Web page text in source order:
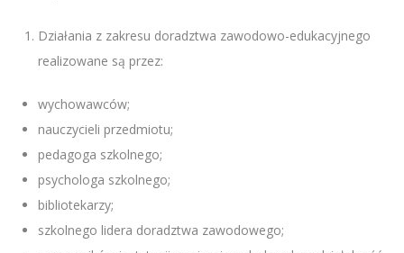
Działania z zakresu doradztwa zawodowo-edukacyjnego
realizowane są przez:
wychowawców;
nauczycieli przedmiotu;
pedagoga szkolnego;
psychologa szkolnego;
bibliotekarzy;
szkolnego lidera doradztwa zawodowego;